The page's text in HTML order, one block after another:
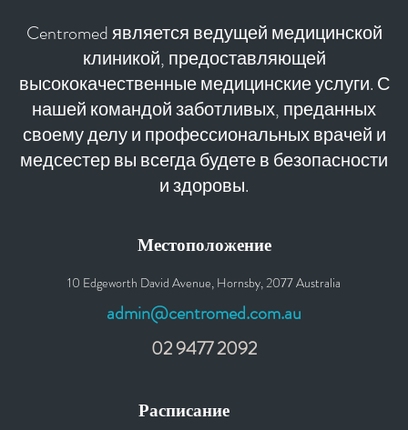
Centromed является ведущей медицинской
клиникой, предоставляющей
высококачественные медицинские услуги. С
нашей командой заботливых, преданных
своему делу и профессиональных врачей и
медсестер вы всегда будете в безопасности
и здоровы.
Местоположение
10 Edgeworth David Avenue, Hornsby, 2077 Australia
admin@centromed.com.au
02 9477 2092
Расписание